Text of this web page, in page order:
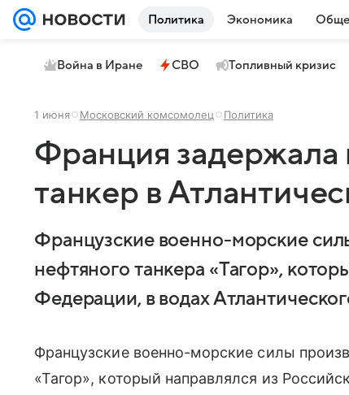
Политика Экономика
Война в Иране СВО Топливный кризис
1 июня Московский комсомолец Политика
Франция задержала
танкер в
Французские военно-морские
нефтяного танкера «Тагор»,
Федерации, в водах
Французские военно-морские силы
«Тагор», который направлялся из